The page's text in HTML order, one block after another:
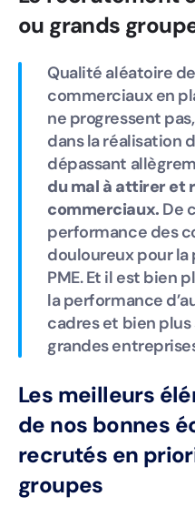
ou grands
Qualité aléatoire
commerciaux en
ne progressent
dans la réalisation
dépassant
du mal à attirer et
commerciaux. De
performance des
douloureux pour
PME. Et il est bien
la performance
cadres et bien
grandes
Les meilleurs
de nos bonnes
recrutés en
groupes